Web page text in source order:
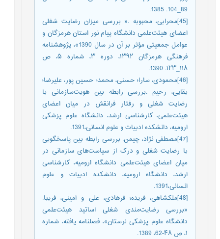
89_104. 1385.
[45]محرابی، محبوبه .« بررسی میزان رضایت شغلی
اعضای هیئت‌علمی دانشگاه پیام نور استان هرمزگان و
عوامل جمعیتی مؤثر بر آن در سال 1390»، پژوهشنامه
فرهنگی هرمزگان ۱۳۹۲، دوره ۳، شماره ۵، ص
۱۱۸_۱۲۳. 1390.
[46]محمودی، سارا؛ حسنی، محمد؛ حسین پور، علیرضا؛
بقایی، رحیم .بررسی رابطه بین هویت‌سازمانی با
رضایت شغلی و رفتار فرانقش در میان اعضای
هیئت‌علمی، کارشناسی ارشد، دانشگاه علوم پزشکی
ارومیه، دانشکده ادبیات و علوم انسانی،1391.
[47]مصطفی نژاد، چیمن. بررسی رابطه بین پاسخگویی
با رضایت شغلی و درک از سیاست‌های سازمانی در
میان اعضای هیئت‌علمی دانشگاه ارومیه، کارشناسی
ارشد، دانشگاه ارومیه، دانشکده ادبیات و علوم
انسانی،1391.
[48]ملکشاهی، فریده؛ فرهادی، علی و امینی، فریبا.
«بررسی رضایت‌مندی شغلی اساتید هیئت‌علمی
دانشگاه علوم پزشکی لرستان»، فصلنامه یافته، شماره